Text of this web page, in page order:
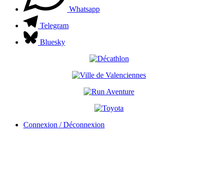
Whatsapp
Telegram
Bluesky
Connexion / Déconnexion